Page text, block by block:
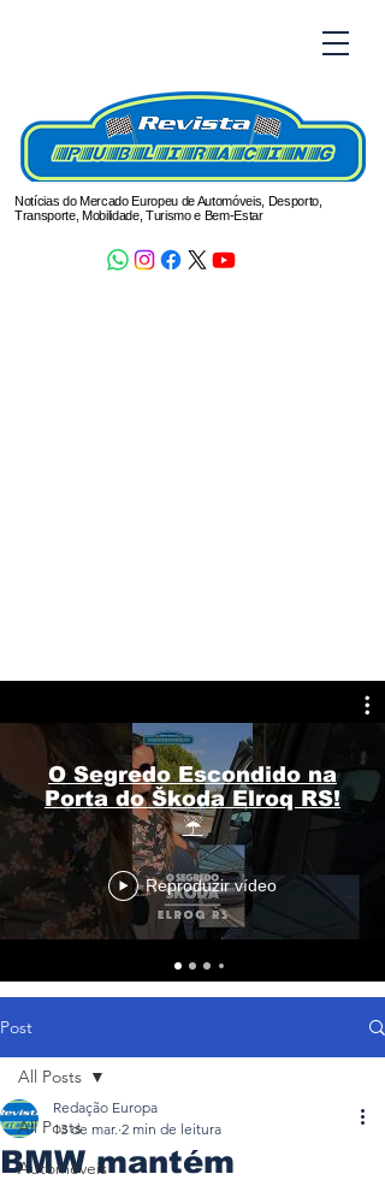
Notícias do Mercado Europeu de Automóveis, Desporto,
Transporte, Mobilidade, Turismo e Bem-Estar
O Segredo Escondido na
Porta do Škoda Elroq RS!
☔
Reproduzir vídeo
Post
All Posts
Automóveis
All Posts
BMW mantém
Redação Europa
13 de mar. 2 min de leitura